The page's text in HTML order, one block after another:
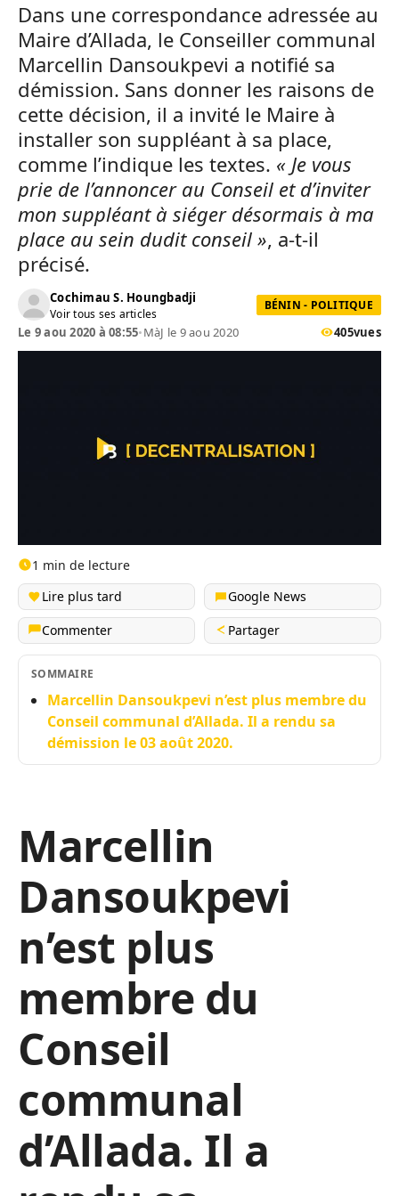
Dans une correspondance adressée au
Maire d’Allada, le Conseiller communal
Marcellin Dansoukpevi a notifié sa
démission. Sans donner les raisons de
cette décision, il a invité le Maire à
installer son suppléant à sa place,
comme l’indique les textes. « Je vous
prie de l’annoncer au Conseil et d’inviter
mon suppléant à siéger désormais à ma
place au sein dudit conseil », a-t-il
précisé.
Cochimau S. Houngbadji
Voir tous ses articles
BÉNIN - POLITIQUE
Le 9 aou 2020 à 08:55•MàJ le 9 aou 2020 405vues
1 min de lecture
Lire plus tard
Google News
Commenter
Partager
SOMMAIRE
Marcellin Dansoukpevi n’est plus membre du
Conseil communal d’Allada. Il a rendu sa
démission le 03 août 2020.
Marcellin
Dansoukpevi
n’est plus
membre du
Conseil
communal
d’Allada. Il a